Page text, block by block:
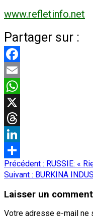
www.refletinfo.net
Partager sur :
Facebook
Email
WhatsApp
X
Threads
LinkedIn
Partager
Navigation
d’article
Précédent : RUSSIE: «
Suivant : BURKINA
Laisser un
Votre adresse e-mail ne